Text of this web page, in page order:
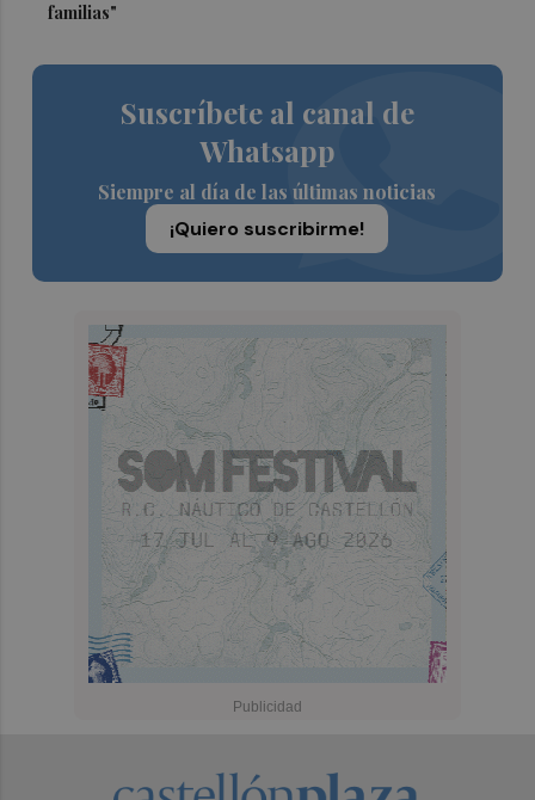
familias"
Suscríbete al canal de
Whatsapp
Siempre al día de las últimas noticias
¡Quiero suscribirme!